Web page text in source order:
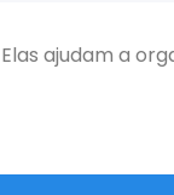
ajudam a